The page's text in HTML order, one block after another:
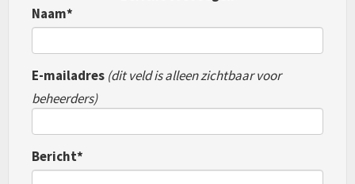
Naam*
E-mailadres (dit veld is alleen zichtbaar voor
beheerders)
Bericht*